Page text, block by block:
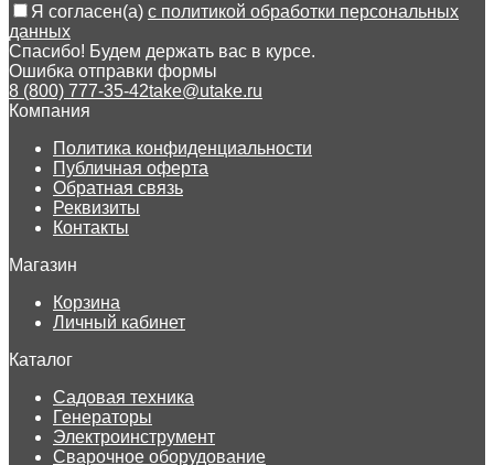
Я согласен(a) с политикой обработки персональных
данных
Спасибо! Будем держать вас в курсе.
Ошибка отправки формы
8 (800) 777-35-42take@utake.ru
Компания
Политика конфиденциальности
Публичная оферта
Обратная связь
Реквизиты
Контакты
Магазин
Корзина
Личный кабинет
Каталог
Садовая техника
Генераторы
Электроинструмент
Сварочное оборудование